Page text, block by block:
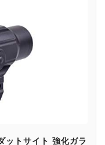
ットサイト 強化ガラ